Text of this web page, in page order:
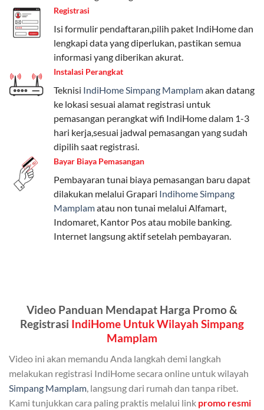
Telkomsel One menyediakan pilihan paket yang
beragam, mulai dari paket hemat hingga premium.
Pengguna bisa memilih sesuai kebutuhan, baik untuk
internet, komunikasi, atau hiburan.
Paket Easy cocok untuk kebutuhan dasar, Paket
Complete untuk yang menginginkan fitur lengkap,
dan Paket Dynamic IP untuk pengguna yang
memprioritaskan kecepatan internet tinggi.
Paket Telkomsel One dengan Kuota Keluarga
Salah satu fitur unggulan Telkomsel One adalah Paket
Kuota Keluarga. Dengan kuota hingga 30 GB, Anda
bisa membagikan internet kepada anggota keluarga
atau teman tanpa perlu khawatir kehabisan kuota.
Berikut adalah detailnya:
Bisa Dibagi Hingga 5 Anggota
Admin dapat mendaftarkan hingga 5 anggota
keluarga atau teman untuk menggunakan kuota ini.
Berlaku Nasional
Kuota keluarga bisa digunakan di seluruh Indonesia
Registrasi
Isi formulir pendaftaran,pilih paket IndiHome dan
lengkapi data yang diperlukan, pastikan semua
informasi yang diberikan akurat.
Instalasi Perangkat
Teknisi IndiHome Simpang Mamplamakan datang
ke lokasi sesuai alamat registrasi untuk
pemasangan perangkat wifi IndiHome dalam 1-3
hari kerja,sesuai jadwal pemasangan yang sudah
dipilih saat registrasi.
Bayar Biaya Pemasangan
Pembayaran tunai biaya pemasangan baru dapat
dilakukan melalui Grapari Indihome Simpang
Mamplamatau non tunai melalui Alfamart,
Indomaret, Kantor Pos atau mobile banking.
Internet langsung aktif setelah pembayaran.
Video Panduan Mendapat Harga Promo &
Registrasi IndiHome Untuk Wilayah Simpang
Mamplam
Video ini akan memandu Anda langkah demi langkah
melakukan registrasi IndiHome secara online untuk wilayah
Simpang Mamplam , langsung dari rumah dan tanpa ribet.
Kami tunjukkan cara paling praktis melalui link promo resmi